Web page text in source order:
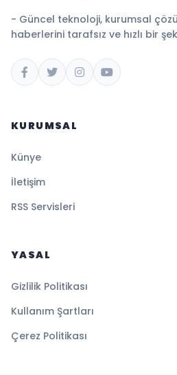
- Güncel teknoloji, kurumsal
haberlerini tarafsız ve hızlı bir
KURUMSAL
Künye
İletişim
RSS Servisleri
YASAL
Gizlilik Politikası
Kullanım Şartları
Çerez Politikası